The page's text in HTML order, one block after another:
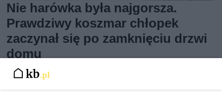
Nie harówka była najgorsza.
Prawdziwy koszmar chłopek
zaczynał się po zamknięciu drzwi
domu